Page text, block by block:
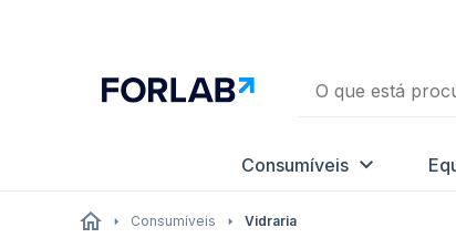
Consumíveis
Consumíveis Vidraria